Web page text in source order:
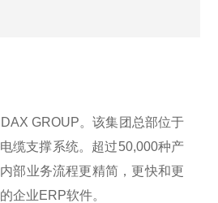
GROUP。该集团总部位于
缆支撑系统。超过50,000种产
部业务流程更精简，更快和更
企业ERP软件。